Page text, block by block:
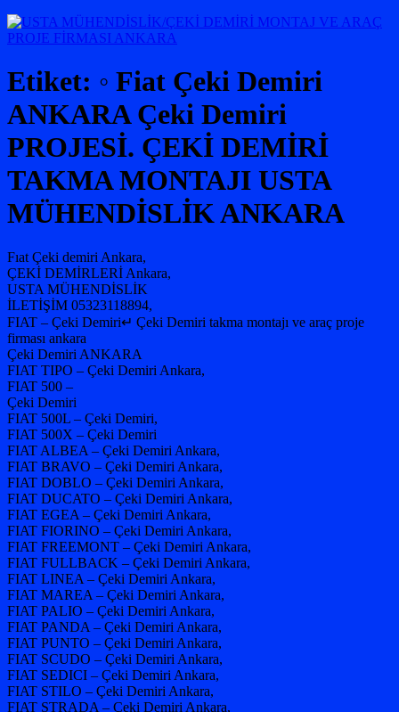
Etiket: ◦ Fiat Çeki Demiri
ANKARA Çeki Demiri
PROJESİ. ÇEKİ DEMİRİ
TAKMA MONTAJI USTA
MÜHENDİSLİK ANKARA
Fıat Çeki demiri Ankara,
ÇEKİ DEMİRLERİ Ankara,
USTA MÜHENDİSLİK
İLETİŞİM 05323118894,
FIAT – Çeki Demiri↵ Çeki Demiri takma montajı ve araç proje
firması ankara
Çeki Demiri ANKARA
FIAT TIPO – Çeki Demiri Ankara,
FIAT 500 –
Çeki Demiri
FIAT 500L – Çeki Demiri,
FIAT 500X – Çeki Demiri
FIAT ALBEA – Çeki Demiri Ankara,
FIAT BRAVO – Çeki Demiri Ankara,
FIAT DOBLO – Çeki Demiri Ankara,
FIAT DUCATO – Çeki Demiri Ankara,
FIAT EGEA – Çeki Demiri Ankara,
FIAT FIORINO – Çeki Demiri Ankara,
FIAT FREEMONT – Çeki Demiri Ankara,
FIAT FULLBACK – Çeki Demiri Ankara,
FIAT LINEA – Çeki Demiri Ankara,
FIAT MAREA – Çeki Demiri Ankara,
FIAT PALIO – Çeki Demiri Ankara,
FIAT PANDA – Çeki Demiri Ankara,
FIAT PUNTO – Çeki Demiri Ankara,
FIAT SCUDO – Çeki Demiri Ankara,
FIAT SEDICI – Çeki Demiri Ankara,
FIAT STILO – Çeki Demiri Ankara,
FIAT STRADA – Çeki Demiri Ankara,